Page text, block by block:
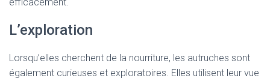
L’exploration
Lorsqu’elles cherchent de la nourriture, les autruches sont
également curieuses et exploratoires. Elles utilisent leur vue